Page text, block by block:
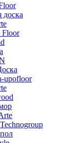
Floor
upofloor